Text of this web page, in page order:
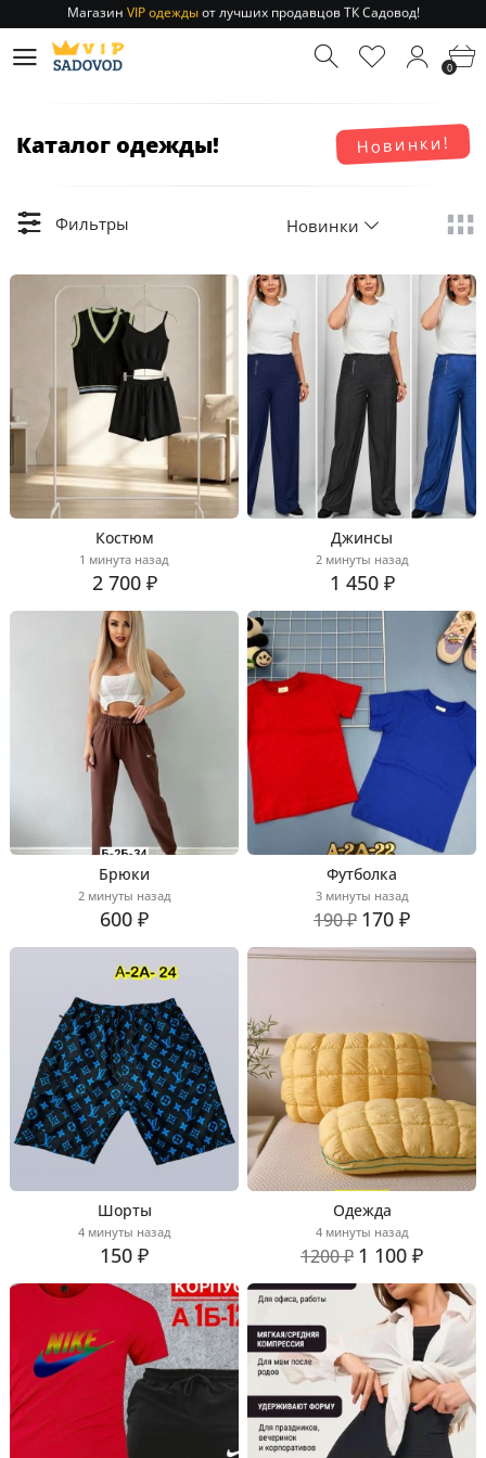
Отправление заказа 1-3 дняпо РФ и МСК!
Магазин
от лучших продавцов ТК Садовод!
0
Новинки!
Каталог одежды!
Фильтры Новинки
Костюм
1 минута назад
2 700 ₽
Джинсы
2 минуты назад
1 450 ₽
Брюки
2 минуты назад
600 ₽
Футболка
3 минуты назад
190 ₽ 170 ₽
Шорты
4 минуты назад
150 ₽
Одежда
4 минуты назад
1200 ₽ 1 100 ₽